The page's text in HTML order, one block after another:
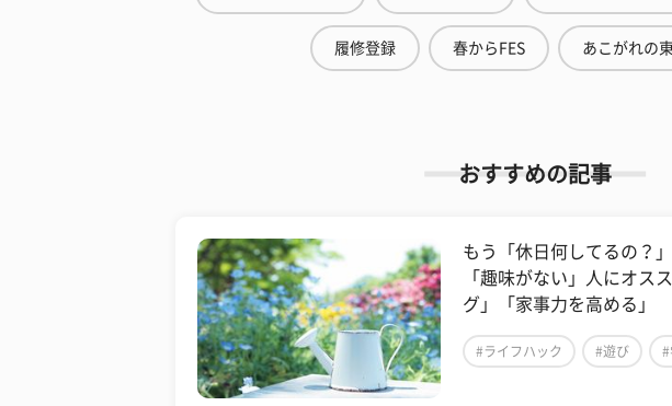
履修登録 春からFES あこがれの
おすすめの記事
もう「休日何してるの？
「趣味がない」人にオス
グ」「家事力を高める」
#ライフハック #遊び #